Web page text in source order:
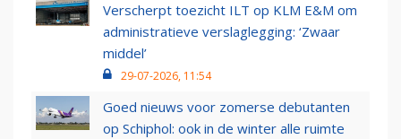
Verscherpt toezicht ILT op KLM E&M om
administratieve verslaglegging: ‘Zwaar
middel’
29-07-2026, 11:54
Goed nieuws voor zomerse debutanten
op Schiphol: ook in de winter alle ruimte